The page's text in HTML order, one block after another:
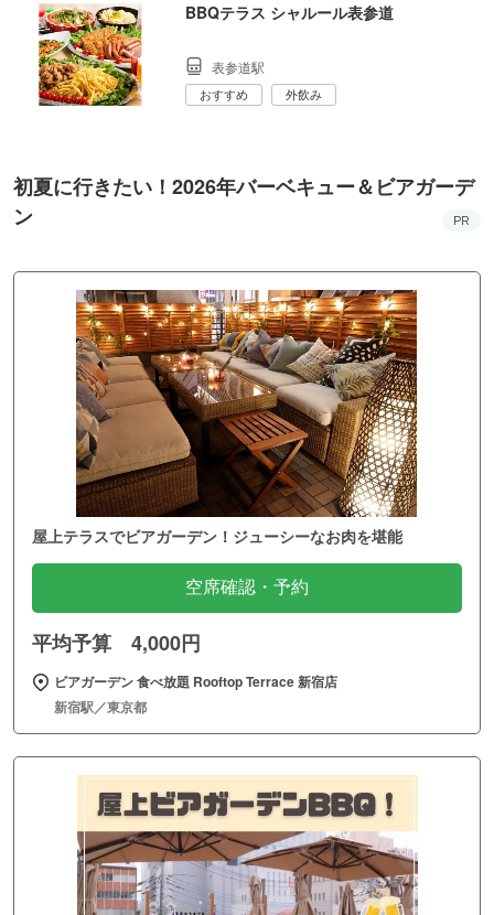
BBQテラス シャルール表参道
表参道駅
おすすめ 外飲み
初夏に行きたい！2026年バーベキュー＆ビアガーデ
ン
PR
屋上テラスでビアガーデン！ジューシーなお肉を堪能
空席確認・予約
平均予算 4,000円
ビアガーデン 食べ放題 Rooftop Terrace 新宿店
新宿駅／東京都